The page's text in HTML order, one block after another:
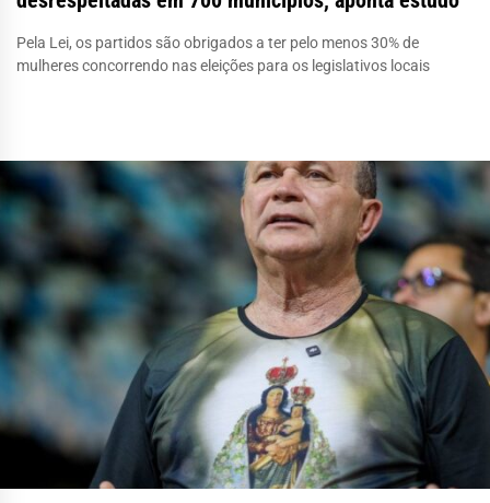
Pela Lei, os partidos são obrigados a ter pelo menos 30% de
mulheres concorrendo nas eleições para os legislativos locais